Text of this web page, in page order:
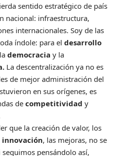
sentido estratégico de país
nacional: infraestructura,
internacionales. Soy de las
índole: para el desarrollo
democracia y la
La descentralización ya no es
de mejor administración del
en sus orígenes, es
de competitividad y
que la creación de valor, los
innovación, las mejoras, no se
pensándolo así,